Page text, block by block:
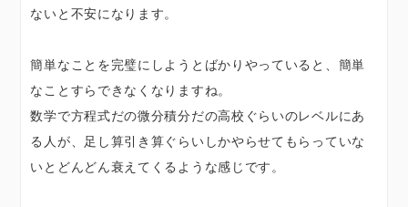
ないと不安になります。
簡単なことを完璧にしようとばかりやっていると、簡単
なことすらできなくなりますね。
数学で方程式だの微分積分だの高校ぐらいのレベルにあ
る人が、足し算引き算ぐらいしかやらせてもらっていな
いとどんどん衰えてくるような感じです。